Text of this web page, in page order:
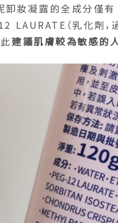
卸妝凝露的全成分僅
LAURATE（乳化劑
建議肌膚較為敏感的